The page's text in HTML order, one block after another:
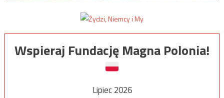
Wspieraj Fundację Magna Polonia!
Lipiec 2026